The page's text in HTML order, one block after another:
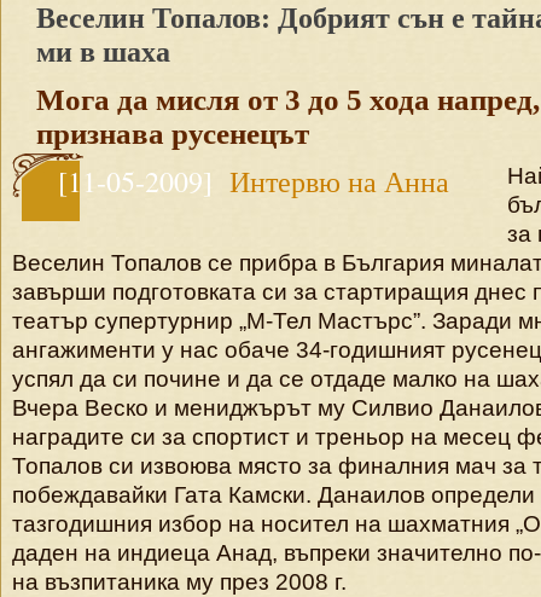
Веселин Топалов: Добрият сън е
ми в шаха
Мога да мисля от 3 до 5 хода
признава русенецът
[11-05-2009] Интервю на Анна
за
Веселин Топалов се прибра в България
завърши подготовката си за стартиращия днес
театър супертурнир „М-Тел Мастърс”. Заради
ангажименти у нас обаче 34-годишният
успял да си почине и да се отдаде малко на
Вчера Веско и мениджърът му Силвио
наградите си за спортист и треньор на месец
Топалов си извоюва място за финалния мач за
побеждавайки Гата Камски. Данаилов определи
тазгодишния избор на носител на шахматния
даден на индиеца Анад, въпреки значително
на възпитаника му през 2008 г.